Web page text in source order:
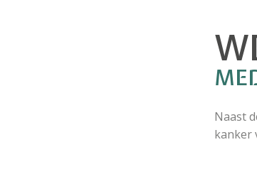
Naast
kanker